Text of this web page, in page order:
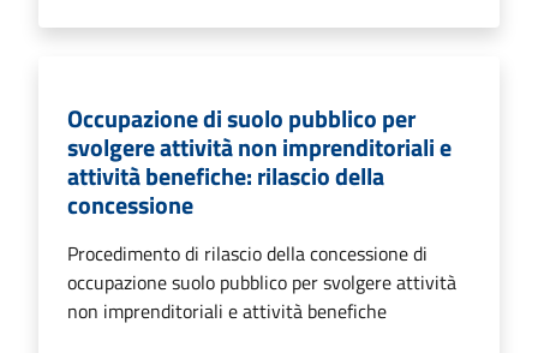
Occupazione di suolo pubblico per
svolgere attività non imprenditoriali e
attività benefiche: rilascio della
concessione
Procedimento di rilascio della concessione di
occupazione suolo pubblico per svolgere attività
non imprenditoriali e attività benefiche